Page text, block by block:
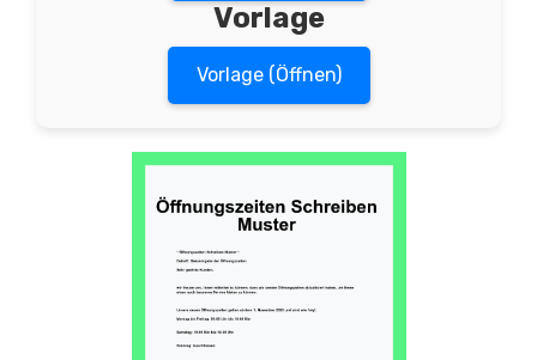
Vorlage
Vorlage (Öffnen)